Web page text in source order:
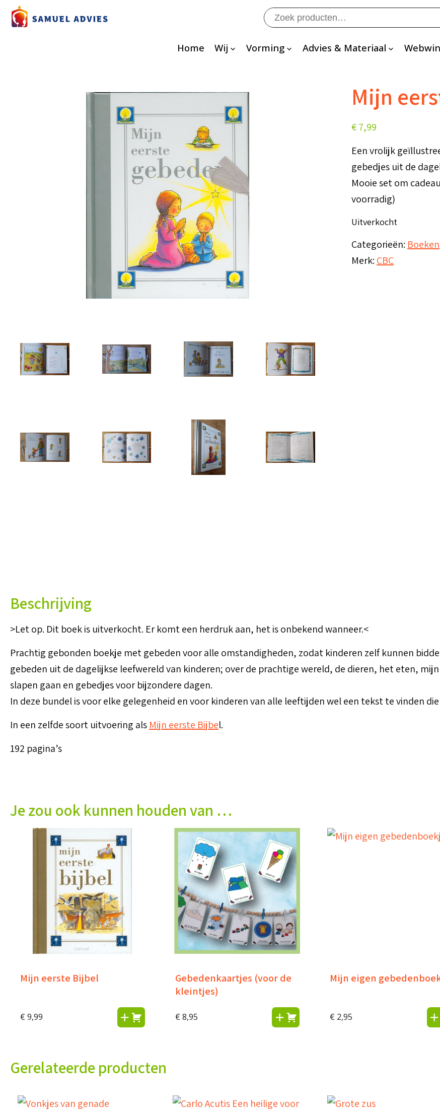
Zoeken
naar:
Home Wij Vorming Advies & Materiaal
Mijn
€7,99
Een vrolijk
gebedjes uit de
Mooie set om
voorradig)
Uitverkocht
Categorieën: Boeken
Merk: CBC
Beschrijving
>Let op. Dit boek is uitverkocht. Er komt een herdruk aan, het is onbekend wanneer.<
Prachtig gebonden boekje met gebeden voor alle omstandigheden, zodat kinderen zelf kunnen
gebeden uit de dagelijkse leefwereld van kinderen; over de prachtige wereld, de dieren, het eten,
slapen gaan en gebedjes voor bijzondere dagen.
In deze bundel is voor elke gelegenheid en voor kinderen van alle leeftijden wel een tekst te vinden
In een zelfde soort uitvoering als Mijn eerste Bijbel.
192 pagina’s
Je zou ook kunnen houden van …
Mijn eerste Bijbel
€ 9,99
Gebedenkaartjes (voor de
kleintjes)
€ 8,95
Mijn eigen
€ 2,95
Gerelateerde producten